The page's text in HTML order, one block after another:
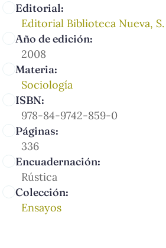
Editorial:
Editorial Biblioteca Nueva,
Año de edición:
2008
Materia:
Sociología
ISBN:
978-84-9742-859-0
Páginas:
336
Encuadernación:
Rústica
Colección:
Ensayos